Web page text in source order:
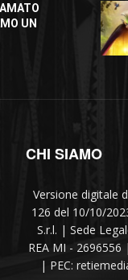
UN
CHI SIAMO
Versione digitale
126 del 10/10/
S.r.l. | Sede
REA MI -
| PEC: